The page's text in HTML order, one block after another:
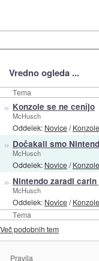
Vredno ogleda ...
Tema
Tema
» Konzole se ne ceníjo
McHusch
Oddelek: Novice/Konzole
» Dočakali smo
McHusch
Oddelek: Novice/Konzole
» Nintendo zaradi
McHusch
Oddelek: Novice/Konzole
Več podobnih tem
Pravila